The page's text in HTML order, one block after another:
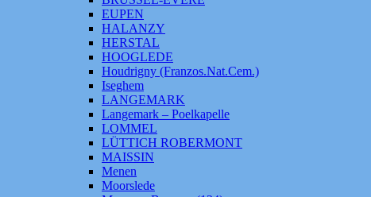
EUPEN
HALANZY
HERSTAL
HOOGLEDE
Houdrigny (Franzos.Nat.Cem.)
Iseghem
LANGEMARK
Langemark – Poelkapelle
LOMMEL
LÜTTICH ROBERMONT
MAISSIN
Menen
Moorslede